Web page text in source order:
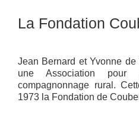
La Fondation
Jean Bernard et Yvonne
une Association pour
compagnonnage rural.
1973 la Fondation de